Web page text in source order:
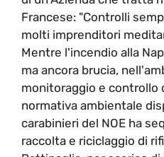
Francese: "Controlli
molti imprenditori
Mentre l'incendio alla
ma ancora brucia,
monitoraggio e controllo
normativa ambientale
carabinieri del NOE ha
raccolta e riciclaggio di